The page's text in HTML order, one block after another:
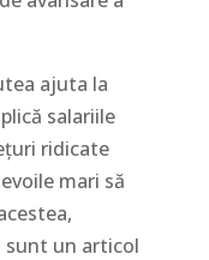
ajuta la
salariile
ridicate
mari să
sunt un articol